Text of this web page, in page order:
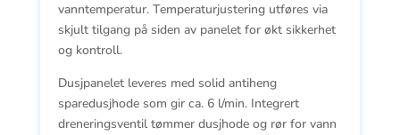
vanntemperatur. Temperaturjustering utføres via
skjult tilgang på siden av panelet for økt sikkerhet
og kontroll.
Dusjpanelet leveres med solid antiheng
sparedusjhode som gir ca. 6 l/min. Integrert
dreneringsventil tømmer dusjhode og rør for vann